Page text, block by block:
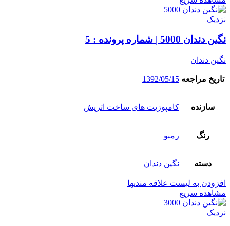
نزدیک
نگین دندان 5000 | شماره پرونده : 5
نگین دندان
تاریخ مراجعه 1392/05/15
سازنده کامپوزیت های ساخت اتریش
رنگ رمبو
دسته نگین دندان
افزودن به لیست علاقه مندیها
مشاهده سریع
نزدیک